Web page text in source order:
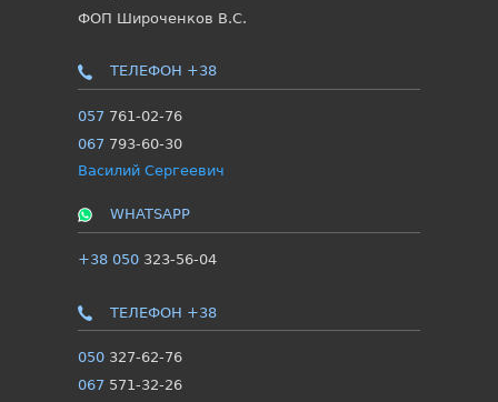
ФОП Широченков В.С.
ТЕЛЕФОН +38
057 761-02-76
067 793-60-30
Василий Сергеевич
WHATSAPP
+38 050323-56-04
ТЕЛЕФОН +38
050327-62-76
067 571-32-26